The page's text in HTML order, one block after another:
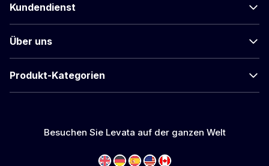
Kundendienst
Über uns
Produkt-Kategorien
Besuchen Sie Levata auf der ganzen Welt